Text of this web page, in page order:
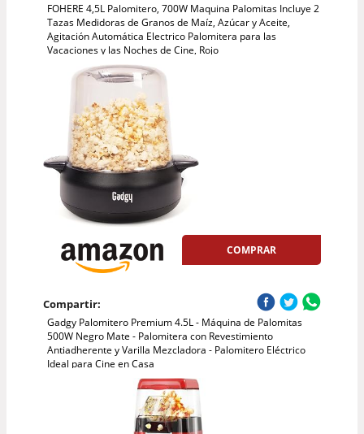
FOHERE 4,5L Palomitero, 700W Maquina Palomitas Incluye 2
Tazas Medidoras de Granos de Maíz, Azúcar y Aceite,
Agitación Automática Electrico Palomitera para las
Vacaciones y las Noches de Cine, Rojo
COMPRAR
Compartir:
Gadgy Palomitero Premium 4.5L - Máquina de Palomitas
500W Negro Mate - Palomitera con Revestimiento
Antiadherente y Varilla Mezcladora - Palomitero Eléctrico
Ideal para Cine en Casa